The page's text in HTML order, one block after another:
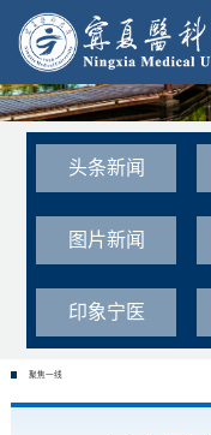
头条新闻
图片新闻
印象宁医
聚焦一线